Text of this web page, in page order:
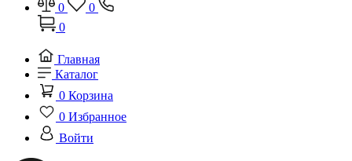
0
0
0
Главная
Каталог
0 Корзина
0 Избранное
Войти